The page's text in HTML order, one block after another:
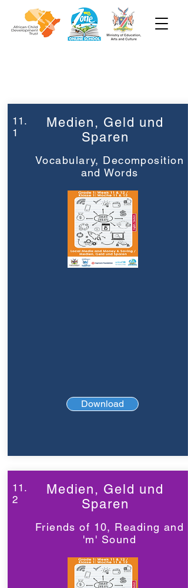
11.
1
Medien, Geld und
Sparen
Vocabulary, Decomposition
and Words
Download
11.
2
Medien, Geld und
Sparen
Friends of 10, Reading and
'm' Sound